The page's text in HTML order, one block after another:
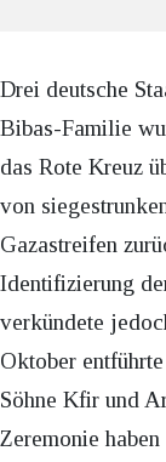
Drei deutsche
Bibas-Familie
das Rote Kreuz
von
Gazastreifen
Identifizierung
verkündete
Oktober
Söhne Kfir und
Zeremonie